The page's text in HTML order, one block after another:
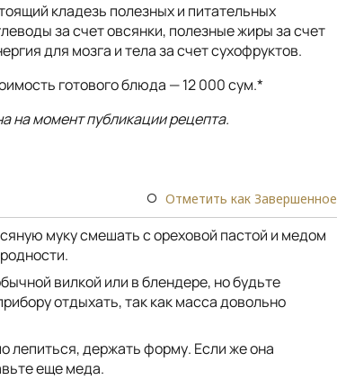
кладезь полезных и питательных
за счет овсянки, полезные жиры за счет
для мозга и тела за счет сухофруктов.
готового блюда — 12 000 сум.*
на момент публикации рецепта.
Отметить как Завершенное
муку смешать с ореховой пастой и медом
вилкой или в блендере, но будьте
отдыхать, так как масса довольно
лепиться, держать форму. Если же она
еще меда.